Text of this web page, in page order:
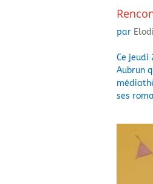
par
Ce jeudi
Aubrun
ses